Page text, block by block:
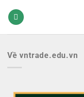
qua
Về vntrade.edu.vn